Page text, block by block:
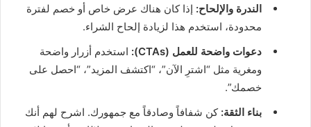
الندرة والإلحاح: إذا كان هناك عرض خاص أو خصم لفترة
محدودة، استخدم هذا لزيادة إلحاح الشراء.
دعوات واضحة للعمل (CTAs):
استخدم أزرار واضحة
ومغرية مثل “اشترِ الآن”، “اكتشف المزيد”، “احصل على
خصمك”.
بناء الثقة: كن شفافاً وصادقاً مع جمهورك. اشرح لهم أنك